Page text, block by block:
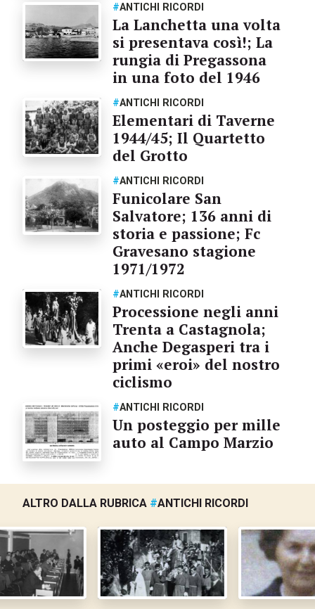
#ANTICHI RICORDI
La Lanchetta una volta
si presentava così!; La
rungia di Pregassona
in una foto del 1946
#ANTICHI RICORDI
Elementari di Taverne
1944/45; Il Quartetto
del Grotto
#ANTICHI RICORDI
Funicolare San
Salvatore; 136 anni di
storia e passione; Fc
Gravesano stagione
1971/1972
#ANTICHI RICORDI
Processione negli anni
Trenta a Castagnola;
Anche Degasperi tra i
primi «eroi» del nostro
ciclismo
#ANTICHI RICORDI
Un posteggio per mille
auto al Campo Marzio
ALTRO DALLA RUBRICA #ANTICHI RICORDI